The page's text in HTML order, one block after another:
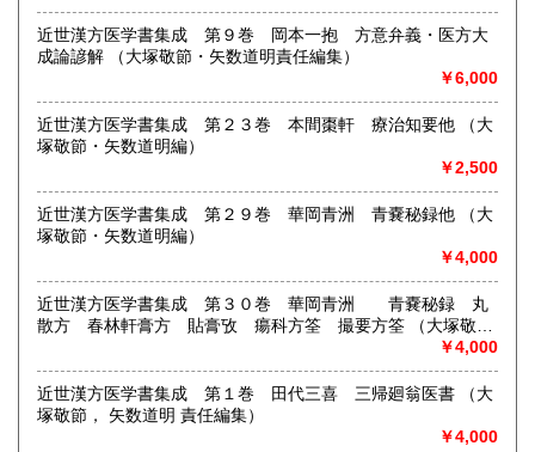
書籍の買取について
買取大歓迎
取り扱い分野
哲学宗教、歴史、社会科学、美術工芸、古典籍、近代文献、
趣味、サブカルチャー、古書一般（その他）
近世漢方医学書集成 第９巻 岡本一抱 方意弁義・医方大
成論諺解 （大塚敬節・矢数道明責任編集）
￥6,000
近世漢方医学書集成 第２３巻 本間棗軒 療治知要他 （大
塚敬節・矢数道明編）
￥2,500
近世漢方医学書集成 第２９巻 華岡青洲 青嚢秘録他 （大
塚敬節・矢数道明編）
￥4,000
近世漢方医学書集成 第３０巻 華岡青洲 青嚢秘録 丸
散方 春林軒膏方 貼膏攷 瘍科方筌 撮要方筌 （大塚敬
￥4,000
近世漢方医学書集成 第１巻 田代三喜 三帰廻翁医書 （大
塚敬節， 矢数道明 責任編集）
￥4,000